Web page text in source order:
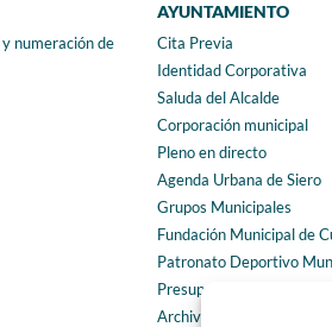
numeración de
AYUNTAMIENTO
Cita Previa
Identidad Corporativa
Saluda del Alcalde
Corporación municipal
Pleno en directo
Agenda Urbana de Siero
Grupos Municipales
Fundación Municipal de
Patronato Deportivo
Presupuestos municipales
Archivo municipal